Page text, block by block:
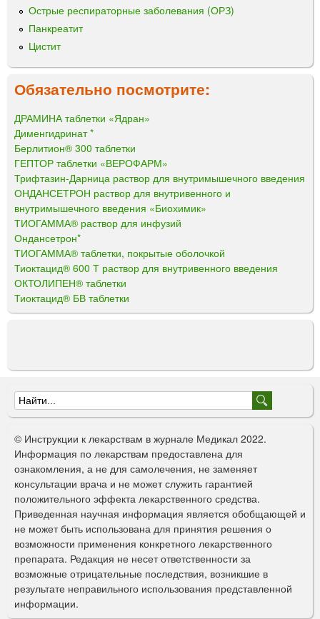
Острые респираторные заболевания (ОРЗ)
Панкреатит
Цистит
Обязательно посмотрите:
ДРАМИНА таблетки «Ядран»
Дименгидринат *
Берлитион® 300 таблетки
ГЕПТОР таблетки «ВЕРОФАРМ»
Трифтазин-Дарница раствор для внутримышечного введения
ОНДАНСЕТРОН раствор для внутривенного и
внутримышечного введения «Биохимик»
ТИОГАММА® раствор для инфузий
Ондансетрон*
ТИОГАММА® таблетки, покрытые оболочкой
Тиоктацид® 600 Т раствор для внутривенного введения
ОКТОЛИПЕН® таблетки
Тиоктацид® БВ таблетки
Ф
о
р
м
а
п
о
и
с
к
© Инструкции к лекарствам в журнале Медикал 2022.
Информация по лекарствам предоставлена для
ознакомления, а не для самолечения, не заменяет
консультации врача и не может служить гарантией
положительного эффекта лекарственного средства.
Приведенная научная информация является обобщающей и
не может быть использована для принятия решения о
возможности применения конкретного лекарственного
препарата. Редакция не несет ответственности за
возможные отрицательные последствия, возникшие в
результате неправильного использования представленной
информации.